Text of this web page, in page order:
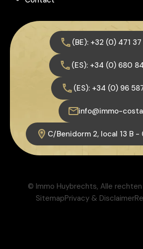
(BE): +32 (0) 471
(ES): +34 (0) 680
(ES): +34 (0) 96
info@immo-
C/Benidorm 2, local 13 B -
© Immo Huybrechts, Alle
SitemapPrivacy & Disclaimer